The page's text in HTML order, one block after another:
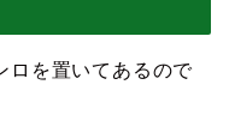
ロを置いてあるので